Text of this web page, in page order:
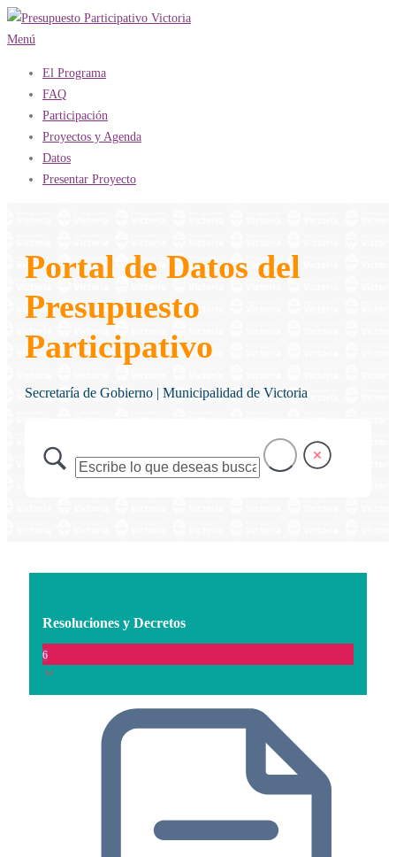
Saltar
al
Menú
El Programa
FAQ
Participación
Proyectos y Agenda
Datos
Presentar Proyecto
Portal de Datos del
Presupuesto
Participativo
Secretaría de Gobierno | Municipalidad de Victoria
Resoluciones y Decretos
6